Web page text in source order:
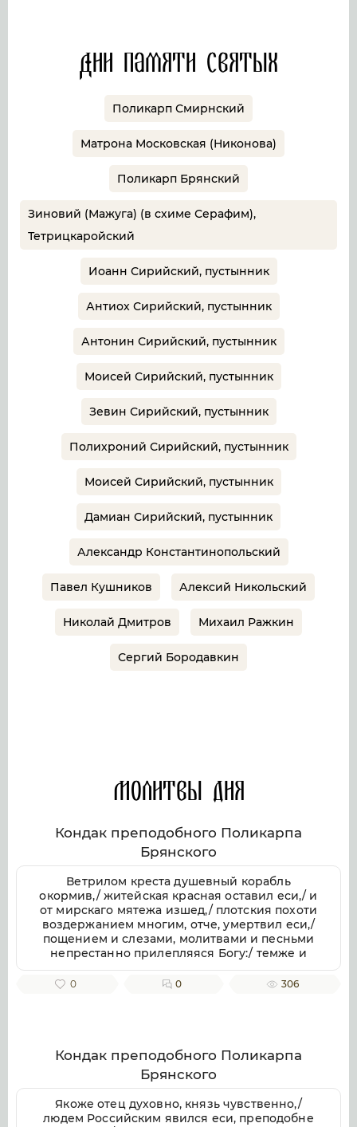
Дни памяти святых
Поликарп Смирнский
Матрона Московская (Никонова)
Поликарп Брянский
Зиновий (Мажуга) (в схиме Серафим),
Тетрицкаройский
Иоанн Сирийский, пустынник
Антиох Сирийский, пустынник
Антонин Сирийский, пустынник
Моисей Сирийский, пустынник
Зевин Сирийский, пустынник
Полихроний Сирийский, пустынник
Моисей Сирийский, пустынник
Дамиан Сирийский, пустынник
Александр Константинопольский
Павел Кушников Алексий Никольский
Николай Дмитров Михаил Ражкин
Сергий Бородавкин
Молитвы дня
Кондак преподобного Поликарпа
Брянского
Ветрилом креста душевный корабль
окормив,/ житейская красная оставил еси,/ и
от мирскаго мятежа изшед,/ плотския похоти
воздержанием многим, отче, умертвил еси,/
пощением и слезами, молитвами и песньми
непрестанно прилепляяся Богу:/ темже и
жилище достойно Духа Пресвятаго показался
еси./ Моли, Поликарпе преподобне, Христа
0 0 306
Кондак преподобного Поликарпа
Брянского
Якоже отец духовно, князь чувственно,/
людем Российским явился еси, преподобне